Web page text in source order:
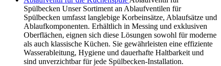
Spülbecken Unser Sortiment an Ablaufventilen für
Spülbecken umfasst langlebige Korbeinsätze, Ablaufsätze und
Ablaufkomponenten. Erhältlich in Messing und exklusiven
Oberflächen, eignen sich diese Lösungen sowohl für moderne
als auch klassische Küchen. Sie gewährleisten eine effiziente
Wasserableitung, Hygiene und dauerhafte Haltbarkeit und
sind unverzichtbar für jede Spülbecken-Installation.